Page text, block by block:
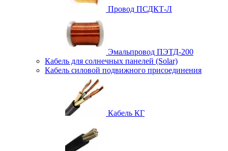
Провод ПСДКТ-Л
Эмальпровод ПЭТД-200
Кабель для солнечных панелей (Solar)
Кабель силовой подвижного присоединения
Кабель КГ